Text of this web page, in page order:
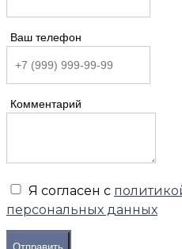
Ваш телефон
Комментарий
Я согласен с
персональных данных